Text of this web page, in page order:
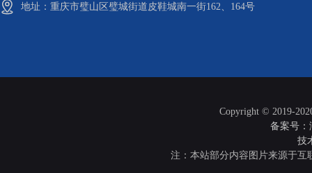
地址：重庆市璧山区璧城街道皮鞋城南一街162、164号
Copyright © 2019-
备案号：
技
注：本站部分内容图片来源于